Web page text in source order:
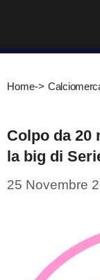
contenuto
Home->
Colpo da 20
la big di
25 Novembre